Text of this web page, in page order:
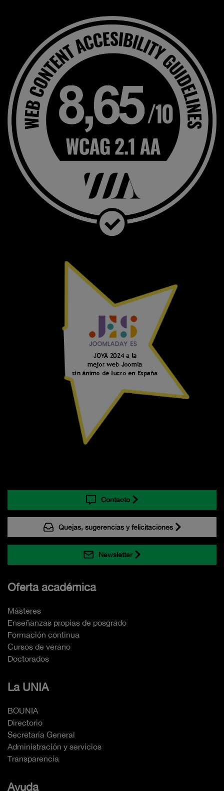
Contacto
Quejas, sugerencias y felicitaciones
Newsletter
Oferta académica
Másteres
Enseñanzas propias de posgrado
Formación continua
Cursos de verano
Doctorados
La UNIA
BOUNIA
Directorio
Secretaría General
Administración y servicios
Transparencia
Ayuda